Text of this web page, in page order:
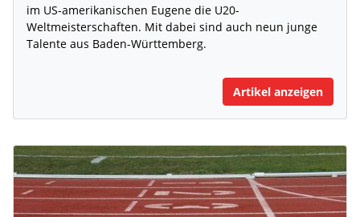
im US-amerikanischen Eugene die U20-
Weltmeisterschaften. Mit dabei sind auch neun junge
Talente aus Baden-Württemberg.
Artikel anzeigen